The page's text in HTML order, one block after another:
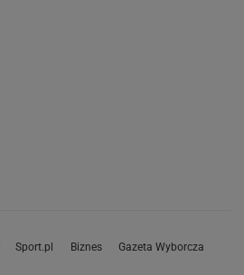
Sport.pl Biznes Gazeta Wyborcza